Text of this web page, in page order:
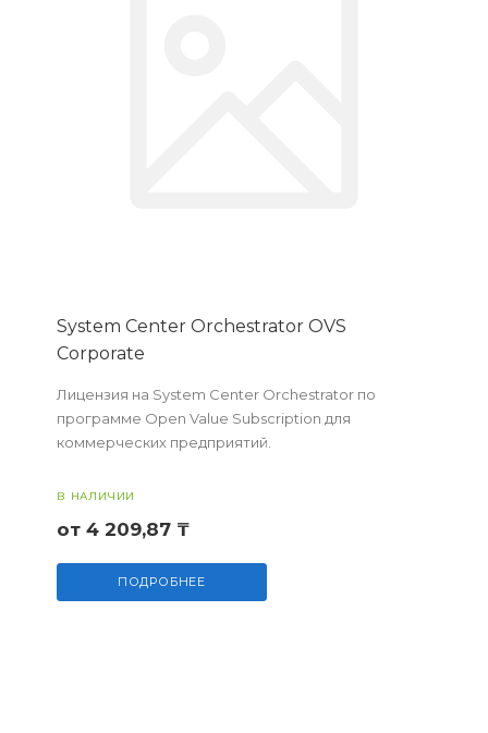
System Center Orchestrator OVS
Corporate
Лицензия на System Center Orchestrator по
программе Open Value Subscription для
коммерческих предприятий.
В НАЛИЧИИ
от 4 209,87 ₸
ПОДРОБНЕЕ